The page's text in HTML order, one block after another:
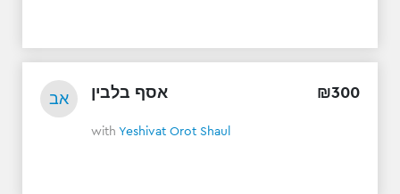
אב אסף בלבין ₪300
with Yeshivat Orot Shaul